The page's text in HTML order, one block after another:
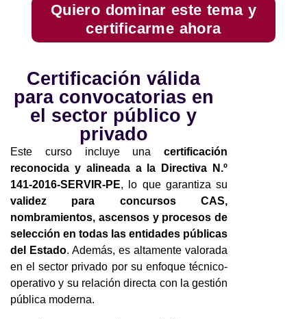
Quiero dominar este tema y
certificarme ahora
Certificación válida
para convocatorias en
el sector público y
privado
Este curso incluye unacertificación
reconocida y alineada a la Directiva N.º
141-2016-SERVIR-PE, lo que garantiza su
validez para concursos CAS,
nombramientos, ascensos y procesos de
selección en todas las entidades públicas
del Estado. Además, es altamente valorada
en el sector privado por su enfoque técnico-
operativo y su relación directa con la gestión
pública moderna.